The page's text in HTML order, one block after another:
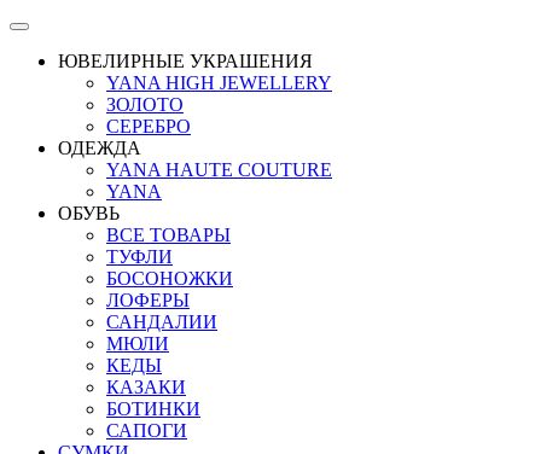
ЮВЕЛИРНЫЕ УКРАШЕНИЯ
YANA HIGH JEWELLERY
ЗОЛОТО
СЕРЕБРО
ОДЕЖДА
YANA HAUTE COUTURE
YANA
ОБУВЬ
ВСЕ ТОВАРЫ
ТУФЛИ
БОСОНОЖКИ
ЛОФЕРЫ
САНДАЛИИ
МЮЛИ
КЕДЫ
КАЗАКИ
БОТИНКИ
САПОГИ